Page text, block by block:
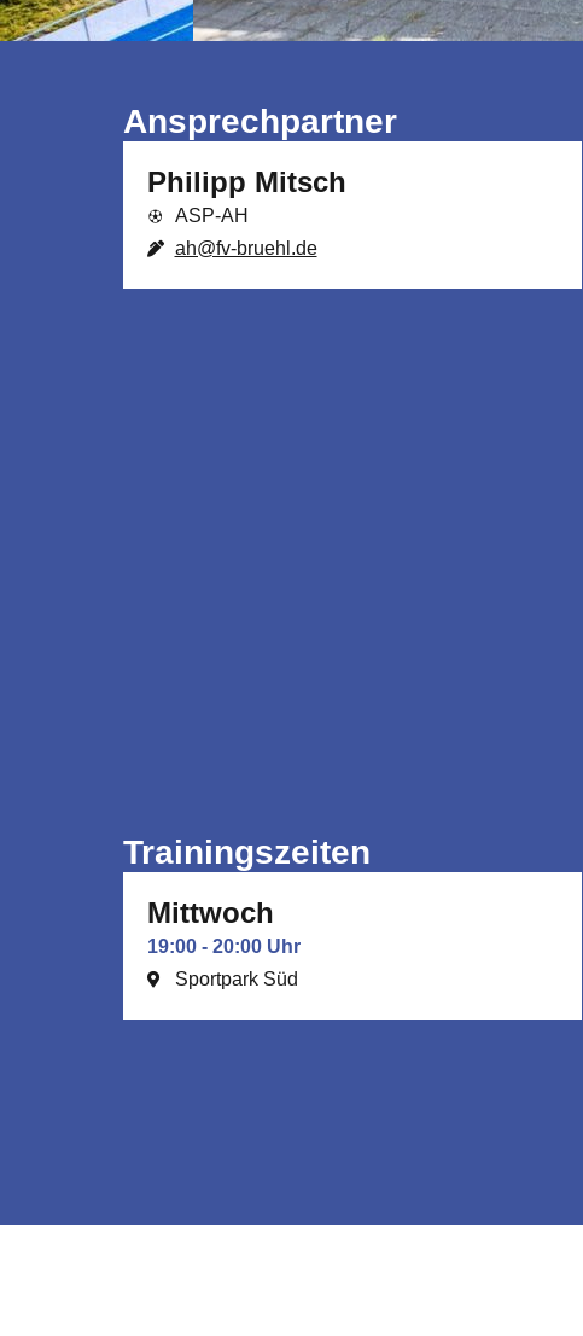
Ansprechpartner
Philipp Mitsch
ASP-AH
ah@fv-bruehl.de
Trainingszeiten
Mittwoch
19:00 - 20:00 Uhr
Sportpark Süd